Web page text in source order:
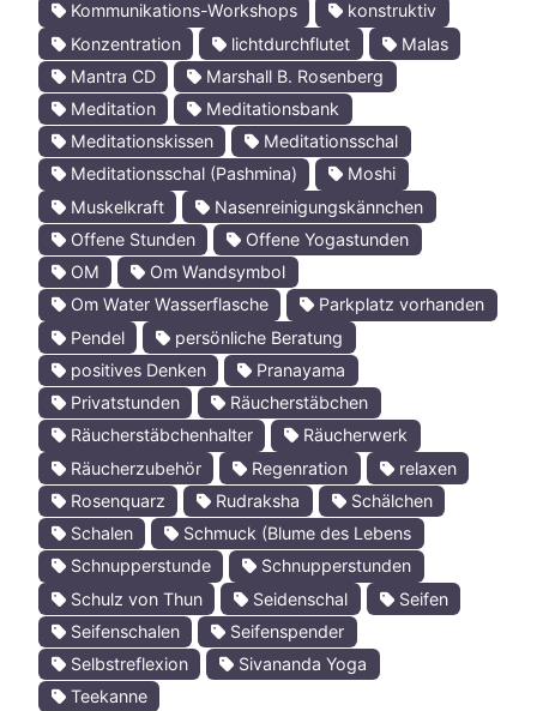
Kommunikations-Workshops
konstruktiv
Konzentration
lichtdurchflutet
Malas
Mantra CD
Marshall B. Rosenberg
Meditation
Meditationsbank
Meditationskissen
Meditationsschal
Meditationsschal (Pashmina)
Moshi
Muskelkraft
Nasenreinigungskännchen
Offene Stunden
Offene Yogastunden
OM
Om Wandsymbol
Om Water Wasserflasche
Parkplatz vorhanden
Pendel
persönliche Beratung
positives Denken
Pranayama
Privatstunden
Räucherstäbchen
Räucherstäbchenhalter
Räucherwerk
Räucherzubehör
Regenration
relaxen
Rosenquarz
Rudraksha
Schälchen
Schalen
Schmuck (Blume des Lebens
Schnupperstunde
Schnupperstunden
Schulz von Thun
Seidenschal
Seifen
Seifenschalen
Seifenspender
Selbstreflexion
Sivananda Yoga
Teekanne